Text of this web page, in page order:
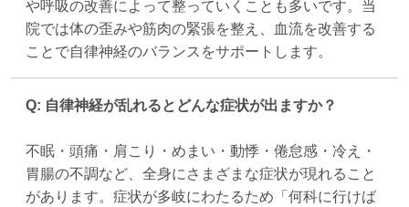
や呼吸の改善によって整っていくことも多いです。当
院では体の歪みや筋肉の緊張を整え、血流を改善する
ことで自律神経のバランスをサポートします。
Q: 自律神経が乱れるとどんな症状が出ますか？
不眠・頭痛・肩こり・めまい・動悸・倦怠感・冷え・
胃腸の不調など、全身にさまざまな症状が現れること
があります。症状が多岐にわたるため「何科に行けば